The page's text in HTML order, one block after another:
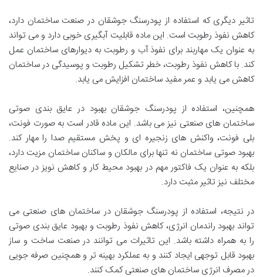
تاثیر دیگری که استفاده از پودرسنگ جوشقان در صنعت ساختمان دارد،
کاهش نفوذ رطوبت است. این ماده قابلیت آبگیری خوبی دارد و می تواند
به عنوان یک مهاربند برای نفوذ آب و رطوبت به دیوارهای ساختمان عمل
کند. با کاهش نفوذ رطوبت، خطر تشکیل رطوبت و پوسیدگی در ساختمان
کاهش می یابد و عمر مفید ساختمان افزایش می یابد.
همچنین، استفاده از پودرسنگ جوشقان بهبود در عایق بندی صوتی
ساختمان های صنعتی نیز می باشد. این ماده قادر است به صورت فونت،
بلی فونت، واکنش های زنجیره ای و پخش مستقیم صدا را مهار کند.
بهبود صوتی ساختمان نه تنها برای مالکان و ساکنان ساختمان مزیت دارد،
بلکه به عنوان یک فاکتور مهم در بهبود محیط کار و کاهش نویز در صنایع
مختلف نیز تاثیر مثبت دارد.
در نتیجه، استفاده از پودرسنگ جوشقان در ساختمان های صنعتی می
تواند بهبود راندمان انرژی، کاهش نفوذ رطوبت و بهبود عایق بندی صوتی
را به همراه داشته باشد. این تاثیرات می توانند در صنعت ساخت و ساز
بهبود قابل توجهی ایجاد کنند و به عملکرد بهینه تر و همچنین صرفه جویی
در مصرف انرژی ساختمان های صنعتی کمک کنند.